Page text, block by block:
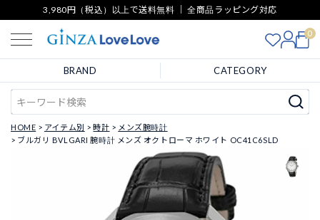
3,980円（税込）以上で送料無料 ｜ 全商品ラッピング対応
0
BRAND CATEGORY
HOME アイテム別 時計
メンズ腕時計
ブルガリ BVLGARI 腕時計 メンズ オクトローマ ホワイト OC41C6SLD